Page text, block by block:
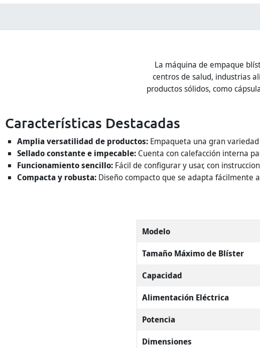
La máquina de empaque
centros de salud, industrias
productos sólidos, como
Características Destacadas
Amplia versatilidad de productos: Empaqueta una gran
Sellado constante e impecable: Cuenta con calefacción interna
Funcionamiento sencillo: Fácil de configurar y usar, con
Compacta y robusta: Diseño compacto que se adapta fácilmente
Modelo
Tamaño Máximo de Blíster
Capacidad
Alimentación Eléctrica
Potencia
Dimensiones